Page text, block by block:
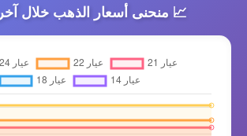
📈 منحنى أسعار الذهب خلال آخر 30 يوم